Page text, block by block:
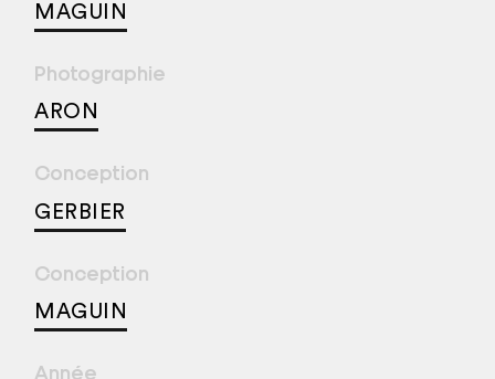
MAGUIN
Photographie
ARON
Conception
GERBIER
Conception
MAGUIN
Année